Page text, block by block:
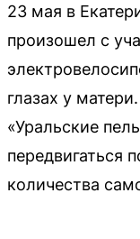
23 мая в
произошел с
глазах у
«Уральские
передвигаться
количества